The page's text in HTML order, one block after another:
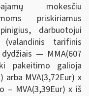
mokesčiu
priskiriamus
darbuotojui
tarifinis
— MMA(607
pakeitimo galioja
arba MVA(3,72Eur) x
MVA(3,39Eur) x iš